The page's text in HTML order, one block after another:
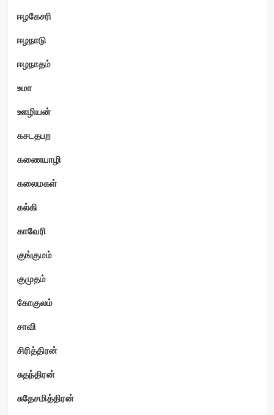
ஈழகேசரி
ஈழநாடு
ஈழநாதம்
உமா
ஊழியன்
கசடதபற
கணையாழி
கலைமகள்
கல்கி
காவேரி
குங்குமம்
குமுதம்
கோகுலம்
சாவி
சிரித்திரன்
சுதந்திரன்
சுதேசமித்திரன்